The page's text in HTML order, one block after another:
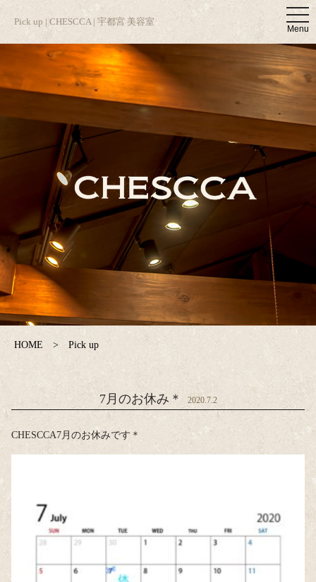
t
o
g
g
l
e
a
v
i
o
Menu
Pick up | CHESCCA | 宇都宮 美容室
HOME Pick up
7月のお休み＊ 2020.7.2
CHESCCA7月のお休みです＊